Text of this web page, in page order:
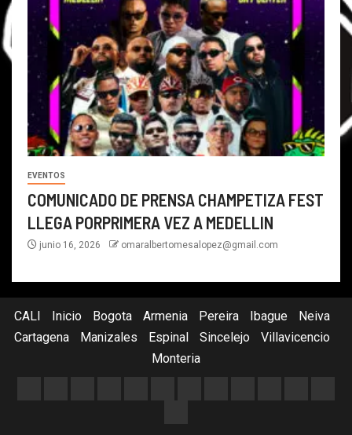
EVENTOS
COMUNICADO DE PRENSA CHAMPETIZA FEST
LLEGA PORPRIMERA VEZ A MEDELLIN
junio 16, 2026 omaralbertomesalopez@gmail.com
CALI Inicio Bogota Armenia Pereira Ibague
Neiva
Cartagena
Manizales Espinal Sincelejo
Villavicencio
Monteria